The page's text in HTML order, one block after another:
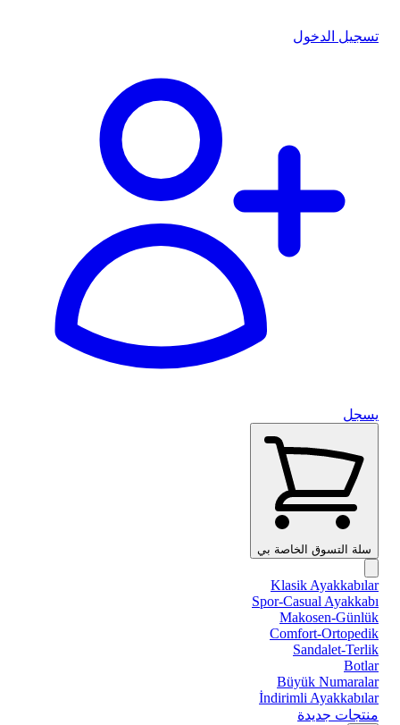
تسجيل الدخول
يسجل
سلة التسوق الخاصة بي
Klasik Ayakkabılar
Spor-Casual Ayakkabı
Makosen-Günlük
Comfort-Ortopedik
Sandalet-Terlik
Botlar
Büyük Numaralar
İndirimli Ayakkabılar
منتجات جديدة